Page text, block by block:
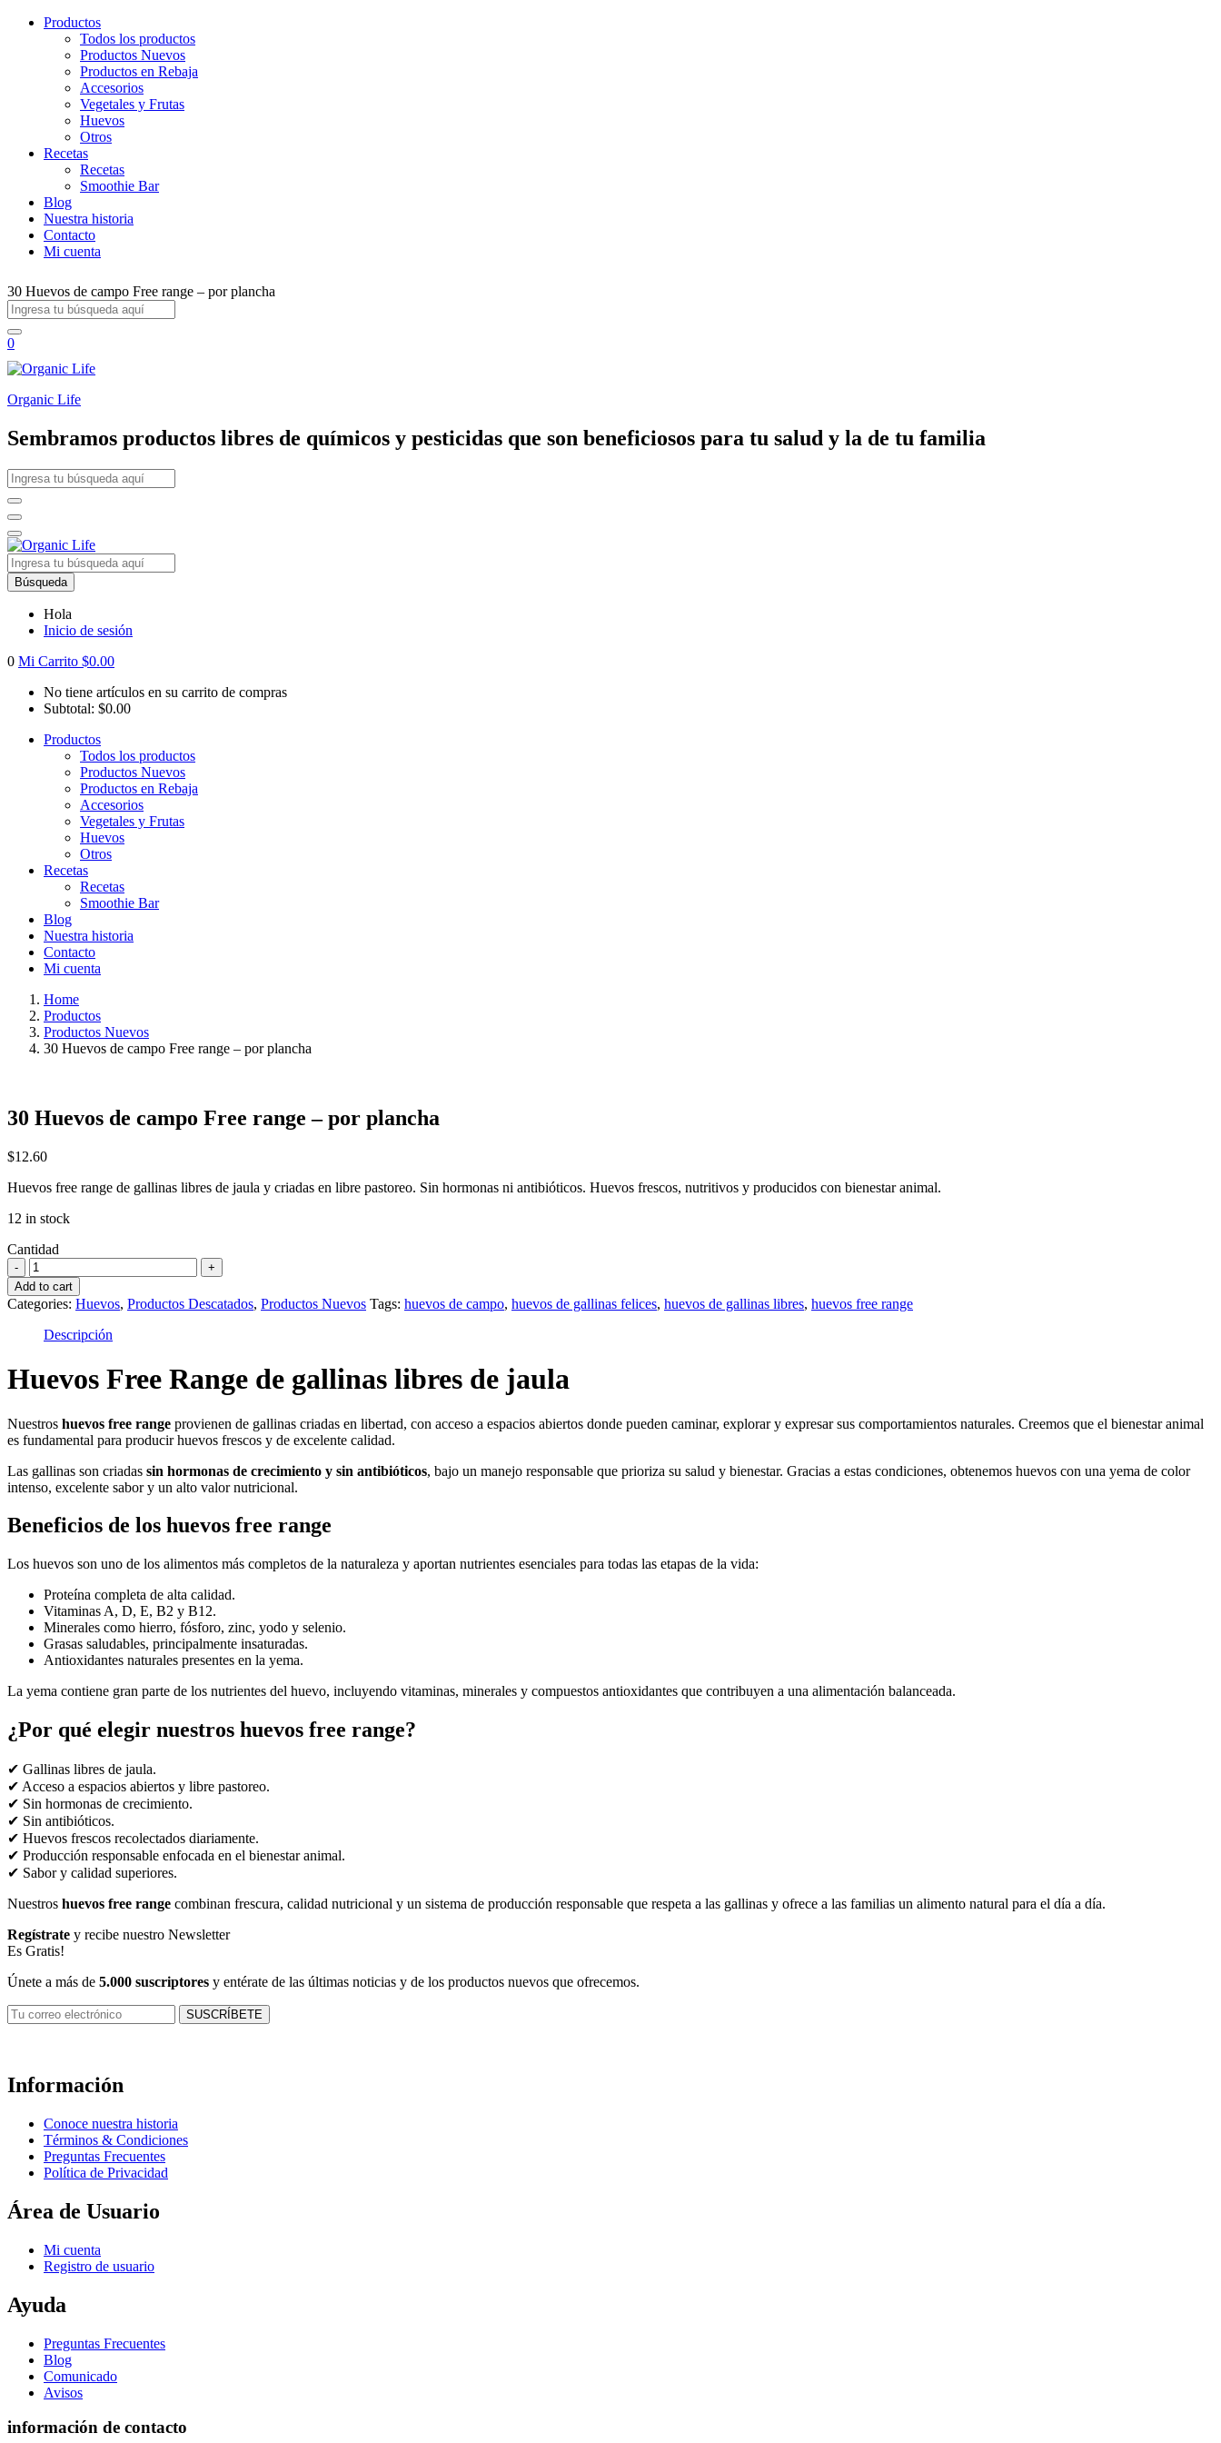
Productos
Todos los productos
Productos Nuevos
Productos en Rebaja
Accesorios
Vegetales y Frutas
Huevos
Otros
Recetas
Recetas
Smoothie Bar
Blog
Nuestra historia
Contacto
Mi cuenta
30 Huevos de campo Free range – por plancha
0
Organic Life
Sembramos productos libres de químicos y pesticidas que son beneficiosos para tu salud y la de tu familia
Búsqueda
Hola
Inicio de sesión
0 Mi Carrito $0.00
No tiene artículos en su carrito de compras
Subtotal: $0.00
Productos
Todos los productos
Productos Nuevos
Productos en Rebaja
Accesorios
Vegetales y Frutas
Huevos
Otros
Recetas
Recetas
Smoothie Bar
Blog
Nuestra historia
Contacto
Mi cuenta
Home
Productos
Productos Nuevos
30 Huevos de campo Free range – por plancha
30 Huevos de campo Free range – por plancha
$12.60
Huevos free range de gallinas libres de jaula y criadas en libre pastoreo. Sin hormonas ni antibióticos. Huevos frescos, nutritivos y producidos con bienestar animal.
12 in stock
Cantidad
Cantidad
Add to cart
Categories: Huevos, Productos Descatados, Productos Nuevos Tags: huevos de campo, huevos de gallinas felices, huevos de gallinas libres, huevos free range
Descripción
Huevos Free Range de gallinas libres de jaula
Nuestros huevos free range provienen de gallinas criadas en libertad, con acceso a espacios abiertos donde pueden caminar, explorar y expresar sus comportamientos naturales. Creemos que el bienestar animal
es fundamental para producir huevos frescos y de excelente calidad.
Las gallinas son criadas sin hormonas de crecimiento y sin antibióticos, bajo un manejo responsable que prioriza su salud y bienestar. Gracias a estas condiciones, obtenemos huevos con una yema de color
intenso, excelente sabor y un alto valor nutricional.
Beneficios de los huevos free range
Los huevos son uno de los alimentos más completos de la naturaleza y aportan nutrientes esenciales para todas las etapas de la vida:
Proteína completa de alta calidad.
Vitaminas A, D, E, B2 y B12.
Minerales como hierro, fósforo, zinc, yodo y selenio.
Grasas saludables, principalmente insaturadas.
Antioxidantes naturales presentes en la yema.
La yema contiene gran parte de los nutrientes del huevo, incluyendo vitaminas, minerales y compuestos antioxidantes que contribuyen a una alimentación balanceada.
¿Por qué elegir nuestros huevos free range?
✔ Gallinas libres de jaula.
✔ Acceso a espacios abiertos y libre pastoreo.
✔ Sin hormonas de crecimiento.
✔ Sin antibióticos.
✔ Huevos frescos recolectados diariamente.
✔ Producción responsable enfocada en el bienestar animal.
✔ Sabor y calidad superiores.
Nuestros huevos free range combinan frescura, calidad nutricional y un sistema de producción responsable que respeta a las gallinas y ofrece a las familias un alimento natural para el día a día.
Regístrate y recibe nuestro Newsletter
Es Gratis!
Únete a más de 5.000 suscriptores y entérate de las últimas noticias y de los productos nuevos que ofrecemos.
Información
Conoce nuestra historia
Términos & Condiciones
Preguntas Frecuentes
Política de Privacidad
Área de Usuario
Mi cuenta
Registro de usuario
Ayuda
Preguntas Frecuentes
Blog
Comunicado
Avisos
información de contacto